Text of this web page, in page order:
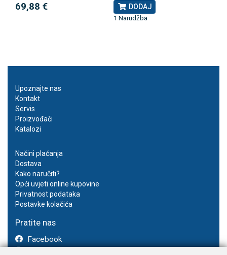
69,88 € DODAJ
1 Narudžba
Upoznajte nas
Kontakt
Servis
Proizvođači
Katalozi
Načini plaćanja
Dostava
Kako naručiti?
Opći uvjeti online kupovine
Privatnost podataka
Postavke kolačića
Pratite nas
Facebook